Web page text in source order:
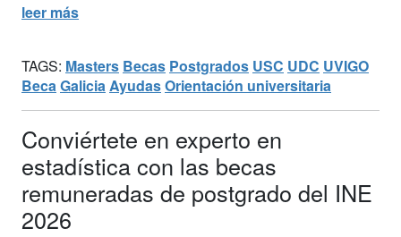
leer más
TAGS: Masters Becas Postgrados USC UDC UVIGO
BecaGaliciaAyudasOrientación universitaria
Conviértete en experto en
estadística con las becas
remuneradas de postgrado del INE
2026